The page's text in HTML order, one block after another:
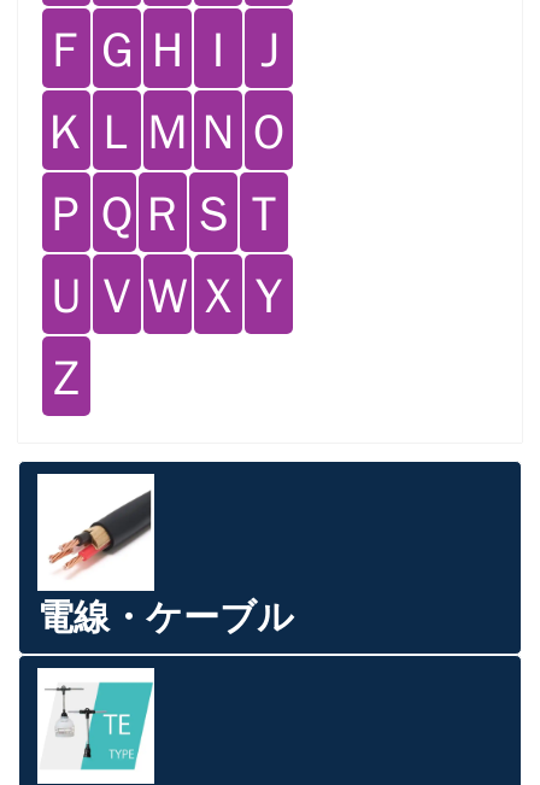
Ｆ Ｇ Ｈ Ｉ Ｊ
Ｋ Ｌ Ｍ Ｎ Ｏ
Ｐ Ｑ Ｒ Ｓ Ｔ
Ｕ Ｖ Ｗ Ｘ Ｙ
Ｚ
電線・ケーブル